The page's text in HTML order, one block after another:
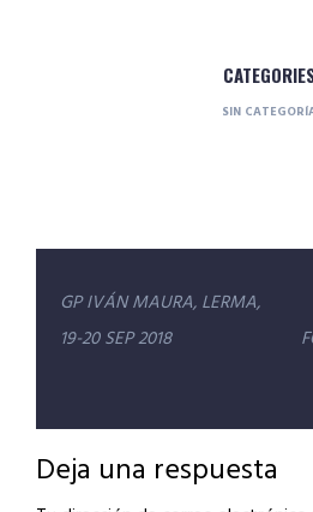
SIN
Navegación
de
GP IVÁN MAURA, LERMA,
19-20 SEP 2018
Deja una respuesta